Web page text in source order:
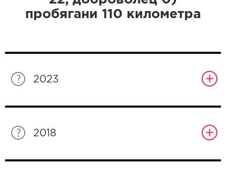
пробягани 110 километра
2023
2018